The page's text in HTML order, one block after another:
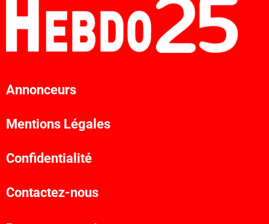
Annonceurs
Mentions Légales
Confidentialité
Contactez-nous